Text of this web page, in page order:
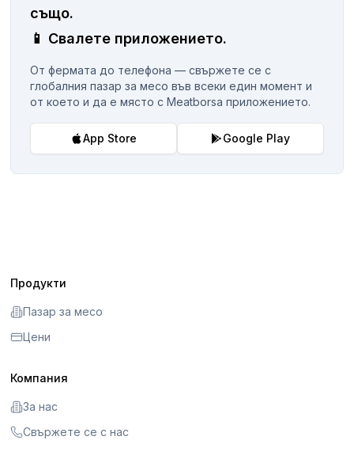
същo.
📱 Свалете приложението.
От фермата до телефона — свържете се с
глобалния пазар за месо във всеки един момент и
от което и да е място с Meatborsa приложението.
App Store Google Play
Продукти
Пазар за месо
Цени
Компания
За нас
Свържете се с нас